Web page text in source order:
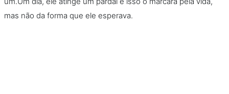
mas não da forma que ele esperava.